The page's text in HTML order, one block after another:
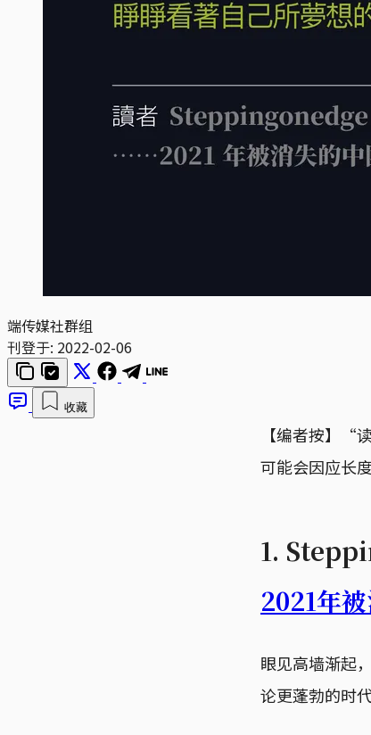
端传媒社群组
刊登于: 2022-02-06
收藏
【编者按】“
可能会因应长
1.
2021年
眼见高墙渐起
论更蓬勃的时